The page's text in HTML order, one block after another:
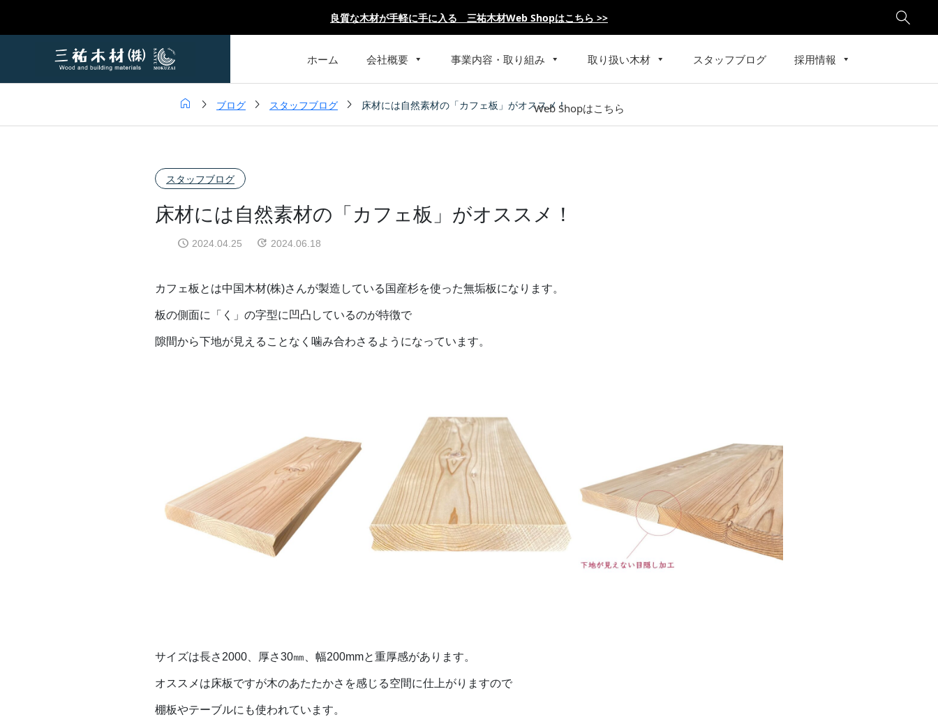
良質な木材が手軽に手に入る 三祐木材Web Shopはこちら >>
ホーム 会社概要 事業内容・取り組み 取り扱い木材 スタッフブログ 採用情報
Web Shopはこちら

  ブログ  スタッフブログ  床材には自然素材の「カフェ板」がオススメ！
スタッフブログ
床材には自然素材の「カフェ板」がオススメ！
2024.04.25 2024.06.18
カフェ板とは中国木材(株)さんが製造している国産杉を使った無垢板になります。
板の側面に「く」の字型に凹凸しているのが特徴で
隙間から下地が見えることなく噛み合わさるようになっています。
サイズは長さ2000、厚さ30㎜、幅200mmと重厚感があります。
オススメは床板ですが木のあたたかさを感じる空間に仕上がりますので
棚板やテーブルにも使われています。